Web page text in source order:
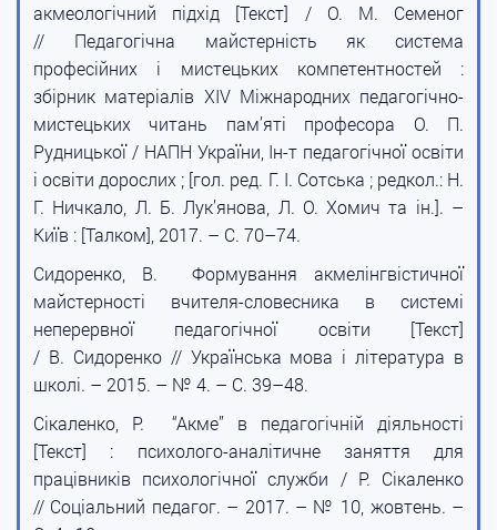
акмеологічний підхід [Текст] / О. М. Семеног
// Педагогічна майстерність як система
професійних і мистецьких компетентностей :
збірник матеріалів XIV Міжнародних педагогічно-
мистецьких читань пам’яті професора О. П.
Рудницької / НАПН України, Ін-т педагогічної освіти
і освіти дорослих ; [гол. ред. Г. І. Сотська ; редкол.: Н.
Г. Ничкало, Л. Б. Лук’янова, Л. О. Хомич та ін.]. –
Київ : [Талком], 2017. – С. 70–74.
Сидоренко, В. Формування акмелінгвістичної
майстерності вчителя-словесника в системі
неперервної педагогічної освіти [Текст]
/ В. Сидоренко // Українська мова і література в
школі. – 2015. – № 4. – С. 39–48.
Сікаленко, Р. “Акме” в педагогічній діяльності
[Текст] : психолого-аналітичне заняття для
працівників психологічної служби / Р. Сікаленко
// Соціальний педагог. – 2017. – № 10, жовтень. –